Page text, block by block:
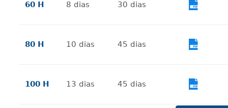
60 H 8 dias 30 dias
80 H 10 dias 45 dias
100 H 13 dias 45 dias